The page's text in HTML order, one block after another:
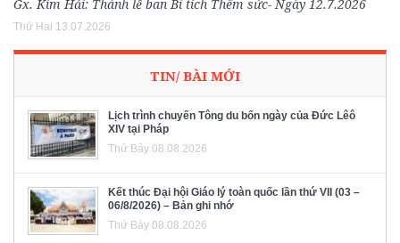
Gx. Kim Hải: Thánh lễ ban Bí tích Thêm sức- Ngày 12.7.2026
Thứ Hai 13.07.2026
TIN/ BÀI MỚI
Lịch trình chuyến Tông du bốn ngày của Đức Lêô
XIV tại Pháp
Thứ Bảy 08.08.2026
Kết thúc Đại hội Giáo lý toàn quốc lần thứ VII (03 –
06/8/2026) – Bản ghi nhớ
Thứ Bảy 08.08.2026